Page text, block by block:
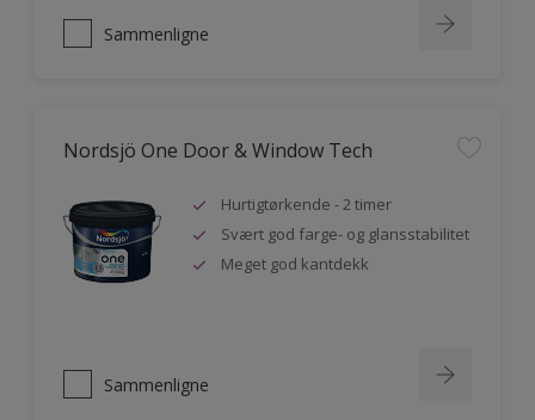
Sammenligne
Nordsjö One Door & Window Tech
Hurtigtørkende - 2 timer
Svært god farge- og glansstabilitet
Meget god kantdekk
Sammenligne